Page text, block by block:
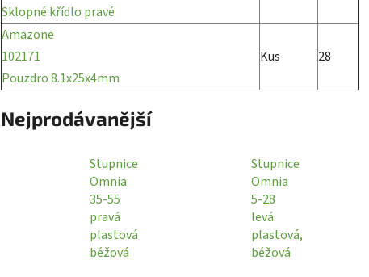
Sklopné křídlo pravé
Amazone
102171
Pouzdro 8.1x25x4mm
Kus 28
Nejprodávanější
Stupnice
Omnia
35-55
pravá
plastová
béžová
Stupnice
Omnia
5-28
levá
plastová,
béžová